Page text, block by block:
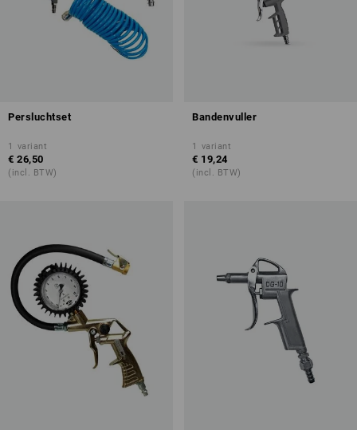
Persluchtset
1 variant
€ 26,50
(incl. BTW)
Bandenvuller
1 variant
€ 19,24
(incl. BTW)